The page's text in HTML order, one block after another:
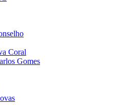
Coral
Gomes